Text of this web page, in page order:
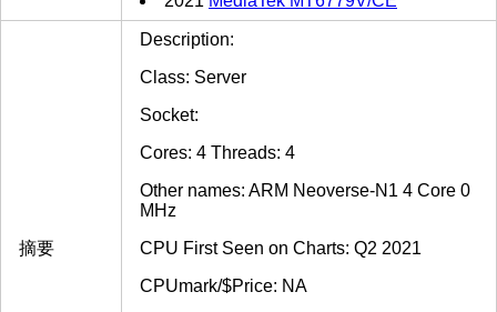
摘要
Description:
Class: Server
Socket:
Cores: 4 Threads: 4
Other names: ARM Neoverse-N1 4 Core 0
MHz
CPU First Seen on Charts: Q2 2021
CPUmark/$Price: NA